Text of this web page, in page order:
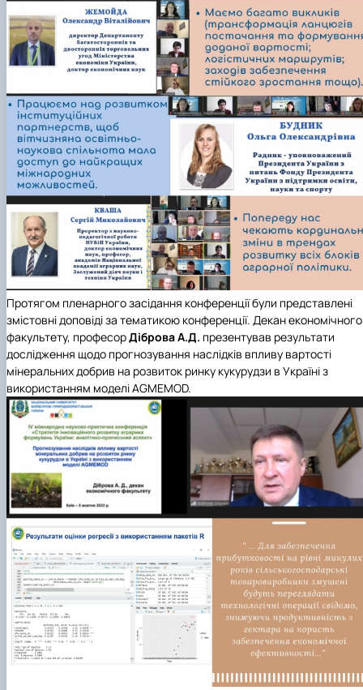
Протягом пленарного засідання конференції були представлені
змістовні доповіді за тематикою конференції. Декан економічного
факультету, професорДіброва А.Д. презентував результати
дослідження щодо прогнозування наслідків впливу вартості
мінеральних добрив на розвиток ринку кукурудзи в Україні з
використанням моделі AGMEMOD.